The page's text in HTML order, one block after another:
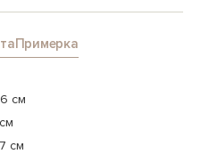
Примерка
см
см